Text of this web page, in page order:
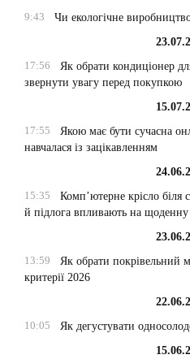
9:43
Чи екологічне
17:56
Як обрати кондиціонер
звернути увагу перед покупкою
17:55
Якою має бути сучасна
навчалася із зацікавленням
15:35
Комп’ютерне крісло біля
й підлога впливають на щоденну
13:59
Як обрати покрівельний
критерії 2026
10:05
Як дегустувати